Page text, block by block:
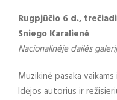
Rugpjūčio 6 d.,
Sniego Karalienė
Nacionalinėje dailės
Muzikinė pasaka
Idėjos autorius ir